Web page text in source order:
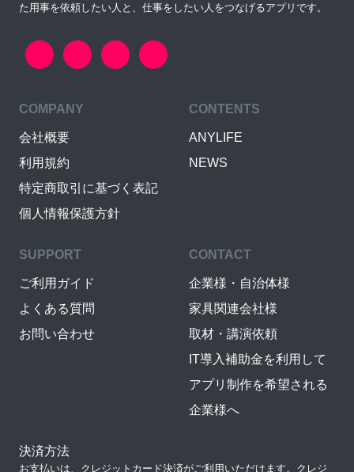
た用事を依頼したい人と、仕事をしたい人をつなげるアプリです。
COMPANY
会社概要
利用規約
特定商取引に基づく表記
個人情報保護方針
CONTENTS
ANYLIFE
NEWS
SUPPORT
ご利用ガイド
よくある質問
お問い合わせ
CONTACT
企業様・自治体様
家具関連会社様
取材・講演依頼
IT導入補助金を利用して
アプリ制作を希望される
企業様へ
決済方法
お支払いは、クレジットカード決済がご利用いただけます。クレジ